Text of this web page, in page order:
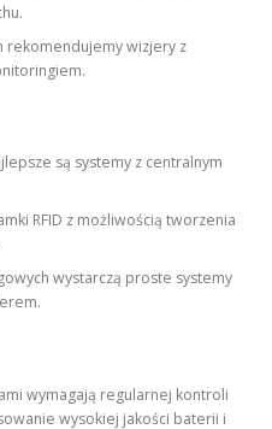
rekomendujemy wizjery z
są systemy z centralnym
RFID z możliwością tworzenia
wystarczą proste systemy
wymagają regularnej kontroli
wysokiej jakości baterii i